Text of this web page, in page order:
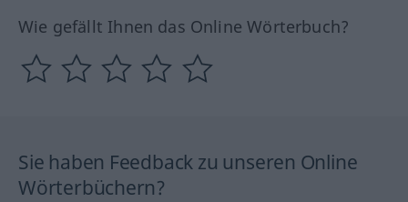
Wie gefällt Ihnen das Online Wörterbuch?
Sie haben Feedback zu unseren Online
Wörterbüchern?